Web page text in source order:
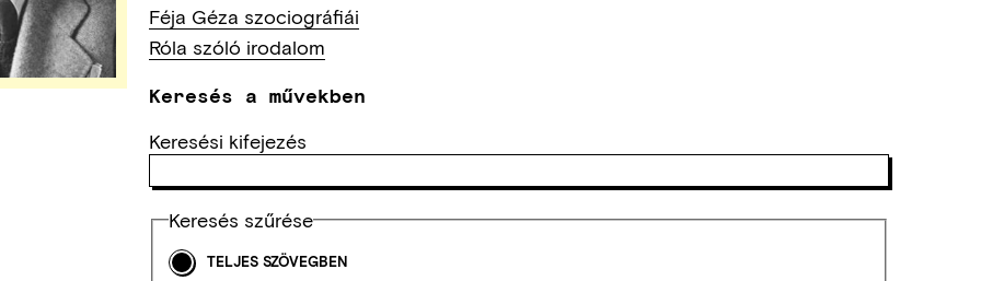
Féja Géza szociográfiái
Róla szóló irodalom
Keresés a művekben
Keresési kifejezés
Keresés szűrése
TELJES SZÖVEGBEN